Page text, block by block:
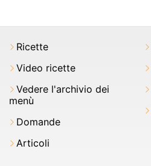
Ricette
Video ricette
Vedere l'archivio dei
menù
Domande
Articoli